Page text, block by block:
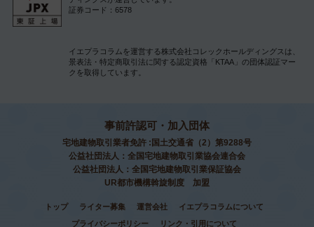
証券コード：6578
イエプラコラムを運営する株式会社コレックホールディングスは、
景表法・特定商取引法に関する認定資格「KTAA」の団体認証マー
クを取得しています。
事前許認可・加入団体
宅地建物取引業者免許 :国土交通省（2）第9288号
公益社団法人：全国宅地建物取引業協会連合会
公益社団法人：全国宅地建物取引業保証協会
UR都市機構斡旋制度 加盟
トップ ライター募集 運営会社
イエプラコラムについて
プライバシーポリシー
リンク・引用について